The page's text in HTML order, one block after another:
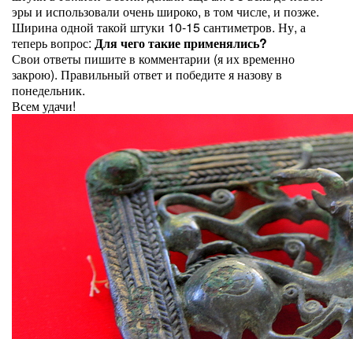
эры и использовали очень широко, в том числе, и позже.
Ширина одной такой штуки 10-15 сантиметров. Ну, а
теперь вопрос: Для чего такие применялись?
Свои ответы пишите в комментарии (я их временно
закрою). Правильный ответ и победите я назову в
понедельник.
Всем удачи!